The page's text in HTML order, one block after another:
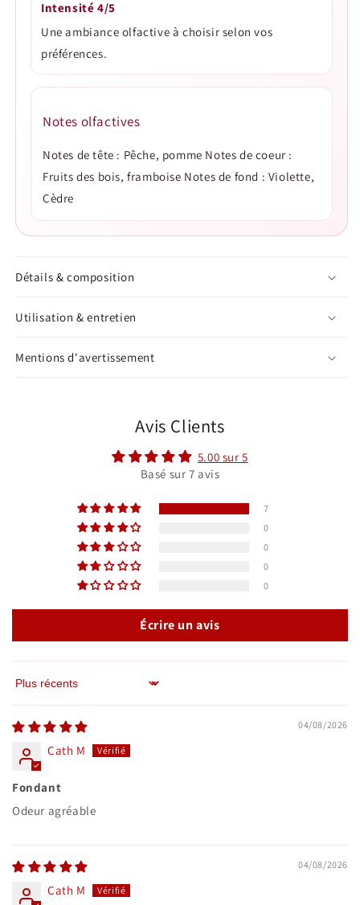
Intensité 4/5
Une ambiance olfactive à choisir selon vos
préférences.
Notes olfactives
Notes de tête : Pêche, pomme Notes de coeur :
Fruits des bois, framboise Notes de fond : Violette,
Cèdre
Détails & composition
Utilisation & entretien
Mentions d'avertissement
Avis Clients
5.00 sur 5
Basé sur 7 avis
7
0
0
0
0
Écrire un avis
Sort by
04/08/2026
Cath M
Fondant
Odeur agréable
04/08/2026
Cath M